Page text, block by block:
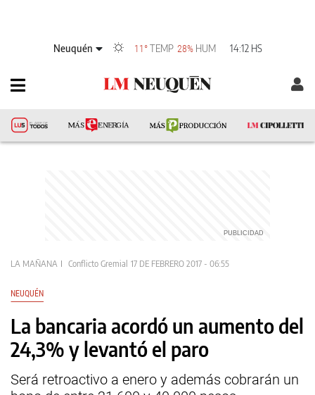
Neuquén 11° TEMP 28% HUM 14:12 HS
LA MAÑANA Conflicto Gremial 17 DE FEBRERO 2017 - 06:55
NEUQUÉN
La bancaria acordó un aumento del
24,3% y levantó el paro
Será retroactivo a enero y además cobrarán un